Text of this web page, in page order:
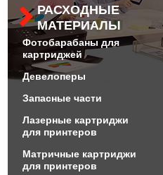
РАСХОДНЫЕ
МАТЕРИАЛЫ
Фотобарабаны для
картриджей
Девелоперы
Запасные части
Лазерные картриджи
для принтеров
Матричные картриджи
для принтеров